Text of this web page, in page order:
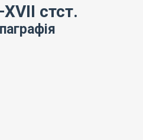
стст.